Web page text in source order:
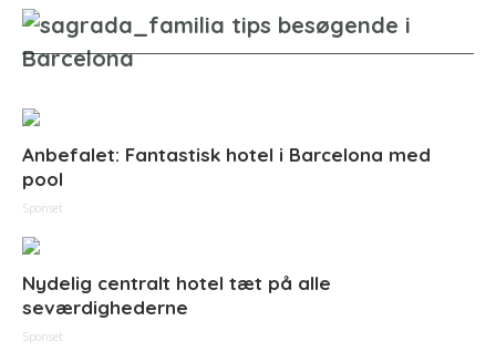
Anbefalet: Fantastisk hotel i Barcelona med
pool
Sponset
Nydelig centralt hotel tæt på alle
seværdighederne
Sponset